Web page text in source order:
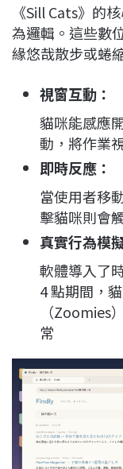
《Sill Cats》的
為邏輯。這些數
緣悠哉散步或蜷
視窗互動：
貓咪能感應
動，將作業
即時反應：
當使用者移
擊貓咪則會
真實行為模
軟體導入了
4 點期間，
（Zoomies
常